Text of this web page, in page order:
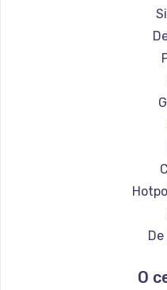
Ремонт
Ремонт
Ремонт
Ремонт
Ремонт
Ремонт
Ремонт
Ремонт
Ремонт
Ремонт
Ремонт
Ремонт
О